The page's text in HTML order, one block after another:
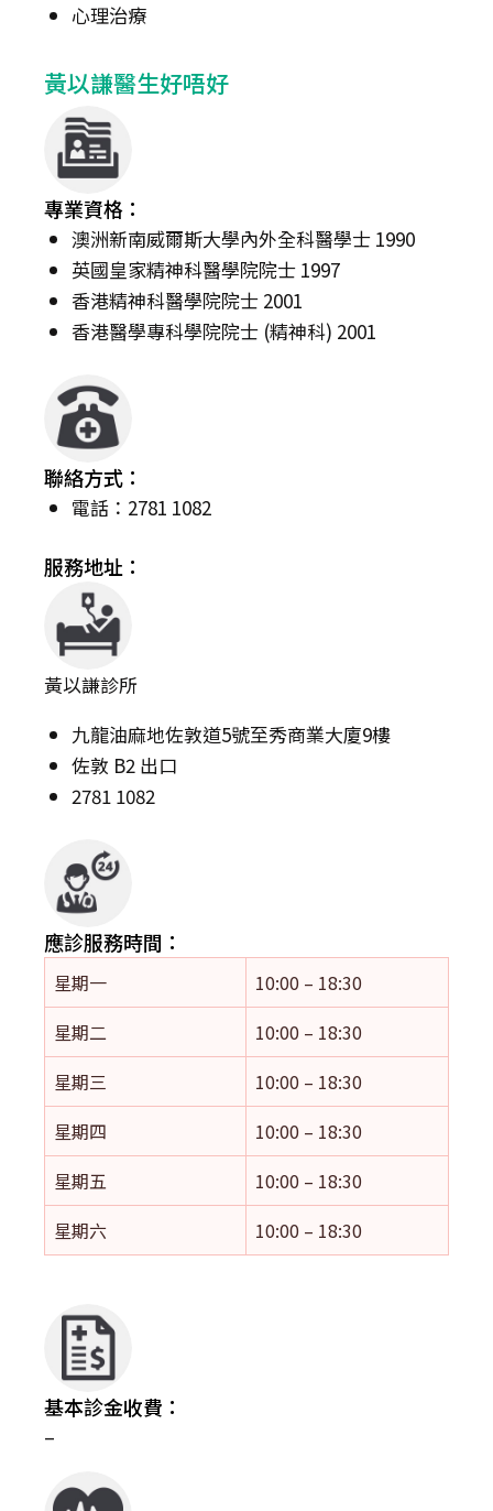
心理治療
黃以謙醫生好唔好
專業資格：
澳洲新南威爾斯大學內外全科醫學士 1990
英國皇家精神科醫學院院士 1997
香港精神科醫學院院士 2001
香港醫學專科學院院士 (精神科) 2001
聯絡方式：
電話：2781 1082
服務地址：
黃以謙診所
九龍油麻地佐敦道5號至秀商業大廈9樓
佐敦 B2 出口
2781 1082
應診服務時間：
星期一
10:00 – 18:30
星期二
10:00 – 18:30
星期三
10:00 – 18:30
星期四
10:00 – 18:30
星期五
10:00 – 18:30
星期六
10:00 – 18:30
基本診金收費：
–